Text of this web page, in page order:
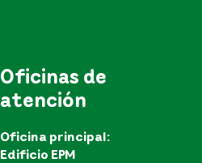
Oficinas de
atención
Oficina principal:
Edificio EPM